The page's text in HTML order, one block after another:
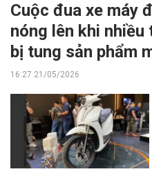
Cuộc đua xe máy
nóng lên khi nhiều
bị tung sản phẩm
16:27 21/05/2026